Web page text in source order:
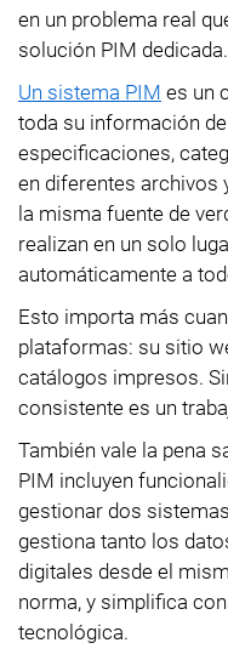
en un problema real
solución PIM dedicada.
Un sistema PIM es un
toda su información
especificaciones,
en diferentes archivos
la misma fuente de
realizan en un solo
automáticamente a
Esto importa más
plataformas: su sitio
catálogos impresos.
consistente es un
También vale la pena
PIM incluyen
gestionar dos
gestiona tanto los
digitales desde el
norma, y simplifica
tecnológica.